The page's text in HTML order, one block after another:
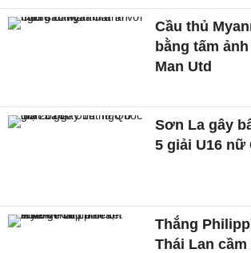
Cầu thủ
bằng tấm
Man Utd
Sơn La gây
5 giải U16 nữ
Thắng
Thái Lan